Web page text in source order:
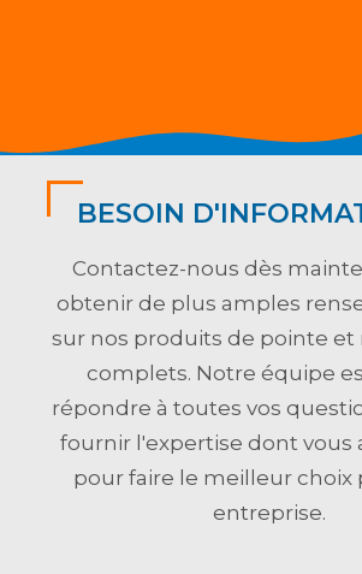
BESOIN
Contactez-nous dès
obtenir de plus amples
sur nos produits de pointe et
complets. Notre équipe
répondre à toutes vos
fournir l'expertise dont vous
pour faire le meilleur choix
entreprise.